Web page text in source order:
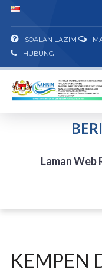
SOALAN LAZIM
HUBUNGI
Laman Web
KEMPEN